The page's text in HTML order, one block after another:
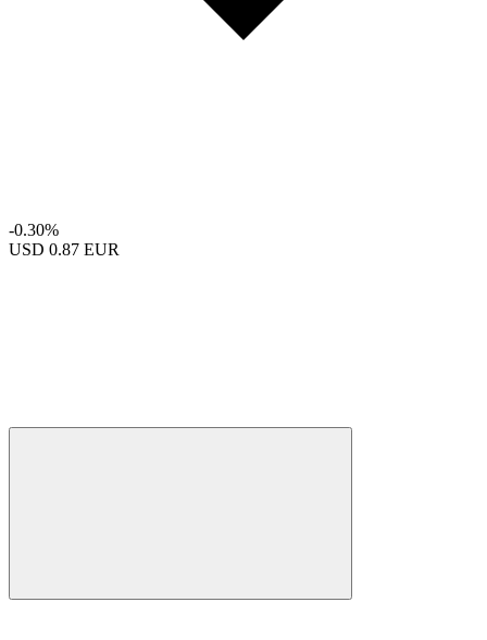
-0.30%
USD 0.87 EUR